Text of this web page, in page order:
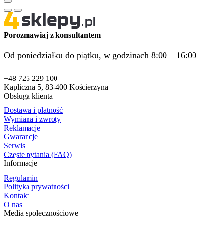
Porozmawiaj z konsultantem
Od poniedziałku do piątku, w godzinach 8:00 – 16:00
+48 725 229 100
Kapliczna 5, 83-400 Kościerzyna
Obsługa klienta
Dostawa i płatność
Wymiana i zwroty
Reklamacje
Gwarancje
Serwis
Częste pytania (FAQ)
Informacje
Regulamin
Polityka prywatności
Kontakt
O nas
Media społecznościowe